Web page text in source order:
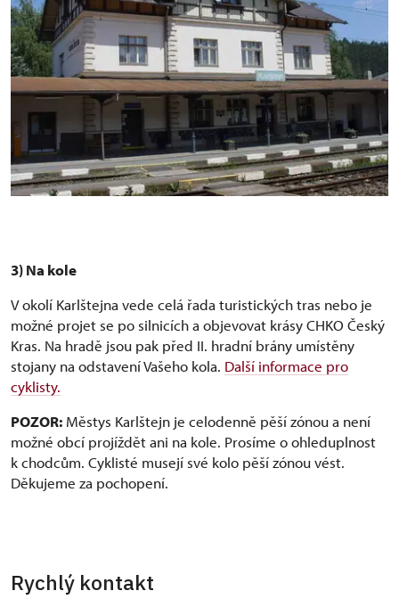
3) Na kole
V okolí Karlštejna vede celá řada turistických tras nebo je
možné projet se po silnicích a objevovat krásy CHKO Český
Kras. Na hradě jsou pak před II. hradní brány umístěny
stojany na odstavení Vašeho kola. Další informace pro
cyklisty.
POZOR: Městys Karlštejn je celodenně pěší zónou a není
možné obcí projíždět ani na kole. Prosíme o ohleduplnost
k chodcům. Cyklisté musejí své kolo pěší zónou vést.
Děkujeme za pochopení.
Rychlý kontakt